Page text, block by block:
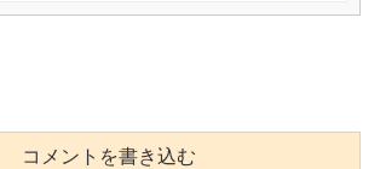
コメントを書き込む